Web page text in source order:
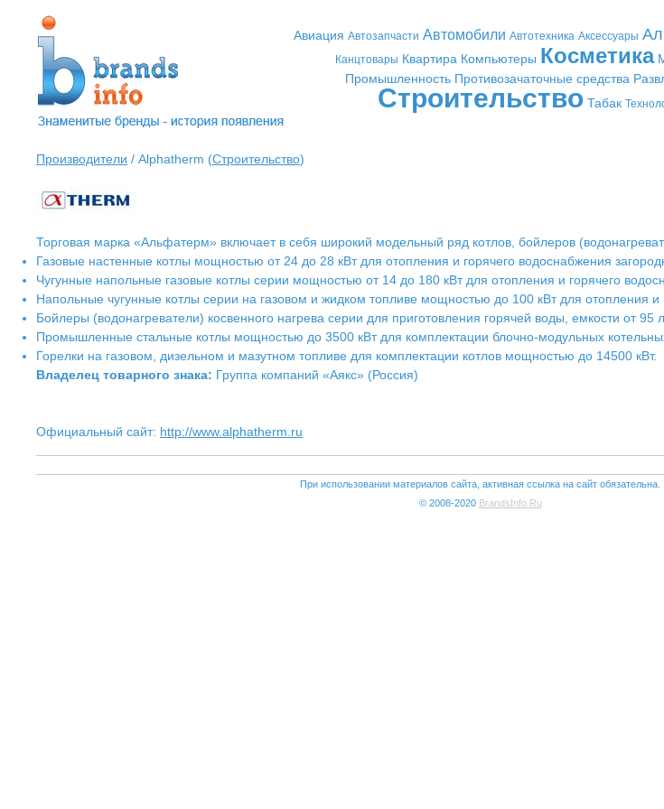
Авиация Автозапчасти Автомобили Автотехника Аксессуары
Канцтовары Квартира Компьютеры Косметика
Промышленность Противозачаточные средства
Строительство Табак
Производители / Alphatherm (Строительство)
Торговая марка «Альфатерм» включает в себя широкий модельный ряд котлов, бойлеров
Газовые настенные котлы мощностью от 24 до 28 кВт для отопления и горячего водоснабжения
Чугунные напольные газовые котлы серии мощностью от 14 до 180 кВт для отопления и горячего
Напольные чугунные котлы серии на газовом и жидком топливе мощностью до 100 кВт для отопления и
Бойлеры (водонагреватели) косвенного нагрева серии для приготовления горячей воды, емкости от 95
Промышленные стальные котлы мощностью до 3500 кВт для комплектации блочно-модульных
Горелки на газовом, дизельном и мазутном топливе для комплектации котлов мощностью до 14500 кВт.
Владелец товарного знака: Группа компаний «Аякс» (Россия)
Официальный сайт: http://www.alphatherm.ru
При использовании материалов сайта, активная ссылка на сайт обязательна.
© 2008-2020 BrandsInfo.Ru